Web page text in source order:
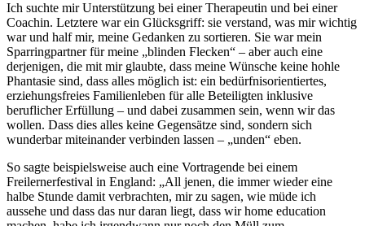
Ich suchte mir Unterstützung bei einer Therapeutin und bei einer
Coachin. Letztere war ein Glücksgriff: sie verstand, was mir wichtig
war und half mir, meine Gedanken zu sortieren. Sie war mein
Sparringpartner für meine „blinden Flecken“ – aber auch eine
derjenigen, die mit mir glaubte, dass meine Wünsche keine hohle
Phantasie sind, dass alles möglich ist: ein bedürfnisorientiertes,
erziehungsfreies Familienleben für alle Beteiligten inklusive
beruflicher Erfüllung – und dabei zusammen sein, wenn wir das
wollen. Dass dies alles keine Gegensätze sind, sondern sich
wunderbar miteinander verbinden lassen – „unden“ eben.
So sagte beispielsweise auch eine Vortragende bei einem
Freilernerfestival in England: „All jenen, die immer wieder eine
halbe Stunde damit verbrachten, mir zu sagen, wie müde ich
aussehe und dass das nur daran liegt, dass wir home education